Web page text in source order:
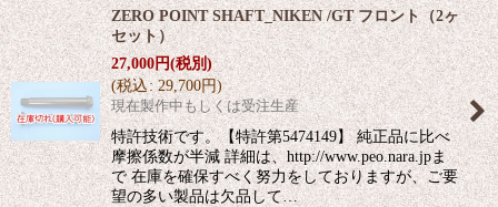
ZERO POINT SHAFT_NIKEN /GT フロント（2ヶ
セット）
27,000円(税別)
(税込: 29,700円)
現在製作中もしくは受注生産
特許技術です。【特許第5474149】 純正品に比べ
摩擦係数が半減 詳細は、http://www.peo.nara.jpま
で 在庫を確保すべく努力をしておりますが、ご要
望の多い製品は欠品して…